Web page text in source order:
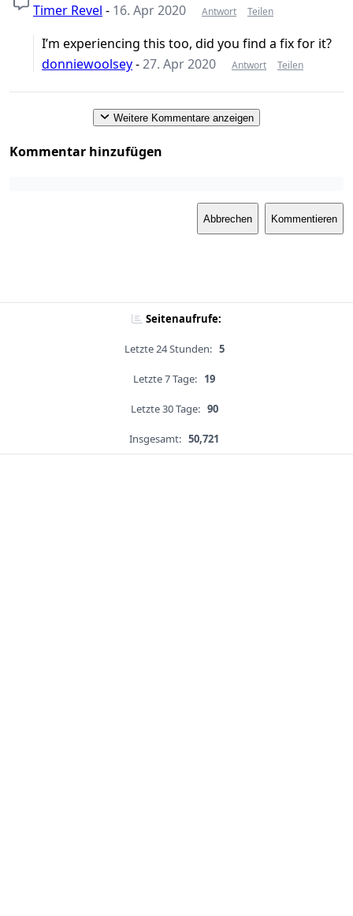
Timer Revel - 16. Apr 2020 Antwort Teilen
I’m experiencing this too, did you find a fix for it?
donniewoolsey-27. Apr 2020 Antwort Teilen
Weitere Kommentare anzeigen
Kommentar hinzufügen
Abbrechen Kommentieren
Seitenaufrufe:
Letzte 24 Stunden: 5
Letzte 7 Tage: 19
Letzte 30 Tage: 90
Insgesamt: 50,721